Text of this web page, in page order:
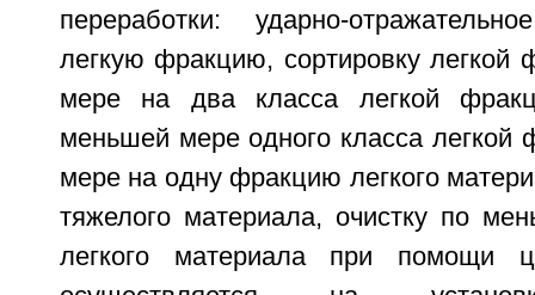
переработки: ударно-
легкую фракцию, сортировку легкой
мере на два класса легкой
меньшей мере одного класса
мере на одну фракцию легкого
тяжелого материала, очистку по
легкого материала при помощи